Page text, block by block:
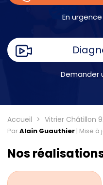
En
Demander
Accueil Vitrier Châtillon
ParAlain Guauthier | Mise à
Nos